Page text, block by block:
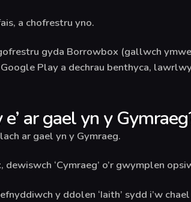
a chofrestru yno.
gyda Borrowbox (gallwch
Play a dechrau benthyca,
e’ ar gael yn y
ar gael yn y Gymraeg.
‘Cymraeg’ o’r gwymplen
y ddolen ‘Iaith’ sydd i’w